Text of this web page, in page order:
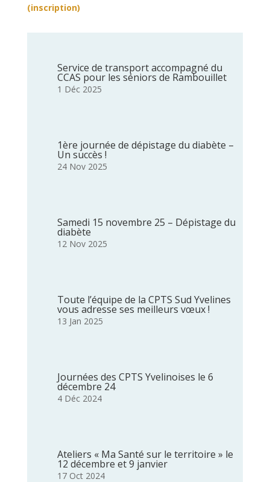
(inscription)
Service de transport accompagné du
CCAS pour les séniors de Rambouillet
1 Déc 2025
1ère journée de dépistage du diabète –
Un succès !
24 Nov 2025
Samedi 15 novembre 25 – Dépistage du
diabète
12 Nov 2025
Toute l’équipe de la CPTS Sud Yvelines
vous adresse ses meilleurs vœux !
13 Jan 2025
Journées des CPTS Yvelinoises le 6
décembre 24
4 Déc 2024
Ateliers « Ma Santé sur le territoire » le
12 décembre et 9 janvier
17 Oct 2024